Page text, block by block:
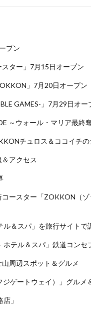
プン
スター」7月15日オープン
」7月20日オープン
GAMES-」7月29日オー
～ウォール・マリア最終
チュロス＆ココイチ
＆アクセス
ースター「ZOKKON（ゾ
ル＆スパ」を旅行サイトで
ホテル＆スパ」鉄道コン
周辺スポット＆グルメ
ジゲートウェイ）」グル
」